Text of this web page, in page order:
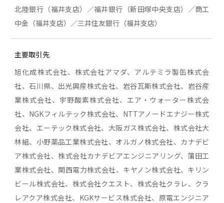
北陸銀行（福井支店）／福井銀行（新田塚中央支店）／商工
中金（福井支店）／三井住友銀行（福井支店）
主要取引先
旭化成株式会社、株式会社アマダ、アルテミラ製缶株式会
社、石川県、出光興産株式会社、岩谷瓦斯株式会社、岩谷産
業株式会社、宇野酸素株式会社、エア・ウォーター株式会
社、NGKフィルテック株式会社、NTTアノードエナジー株式
会社、エーテック株式会社、大阪ガス株式会社、株式会社大
林組、小野薬品工業株式会社、オルガノ株式会社、カナデビ
ア株式会社、株式会社カナデビアエンジニアリング、蒲田工
業株式会社、関西電力株式会社、キヤノン株式会社、キリン
ビール株式会社、株式会社クエスト、株式会社クラレ、クラ
レアクア株式会社、KGKサービス株式会社、原電エンジニア